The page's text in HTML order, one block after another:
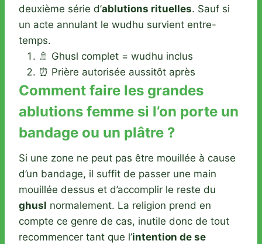
deuxième série d’ablutions rituelles. Sauf si
un acte annulant le wudhu survient entre-
temps.
🚿 Ghusl complet = wudhu inclus
⏰ Prière autorisée aussitôt après
Comment faire les grandes
ablutions femme si l’on porte un
bandage ou un plâtre ?
Si une zone ne peut pas être mouillée à cause
d’un bandage, il suffit de passer une main
mouillée dessus et d’accomplir le reste du
ghusl normalement. La religion prend en
compte ce genre de cas, inutile donc de tout
recommencer tant que l’intention de se